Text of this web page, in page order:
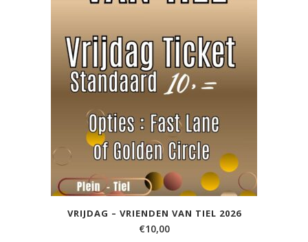
VRIJDAG – VRIENDEN VAN TIEL 2026
€10,00